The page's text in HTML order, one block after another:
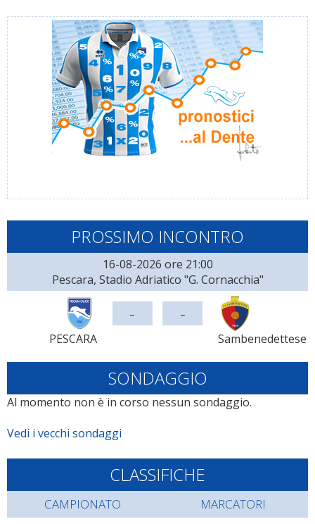
PROSSIMO INCONTRO
16-08-2026 ore 21:00
Pescara, Stadio Adriatico "G. Cornacchia"
PESCARA
- -
Sambenedettese
SONDAGGIO
Al momento non è in corso nessun sondaggio.
Vedi i vecchi sondaggi
CLASSIFICHE
CAMPIONATO MARCATORI